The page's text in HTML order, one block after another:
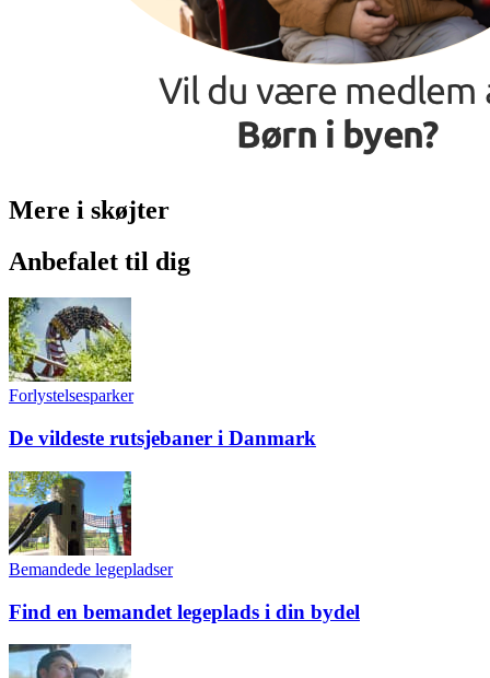
Mere i skøjter
Anbefalet til dig
Forlystelsesparker
De vildeste rutsjebaner i Danmark
Bemandede legepladser
Find en bemandet legeplads i din bydel